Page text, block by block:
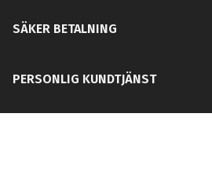
SÄKER BETALNING
PERSONLIG KUNDTJÄNST